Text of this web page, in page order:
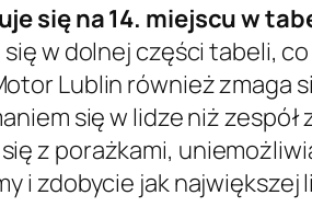
się na 14. miejscu w
w dolnej części tabeli,
Lublin również zmaga
się w lidze niż
z porażkami,
i zdobycie jak